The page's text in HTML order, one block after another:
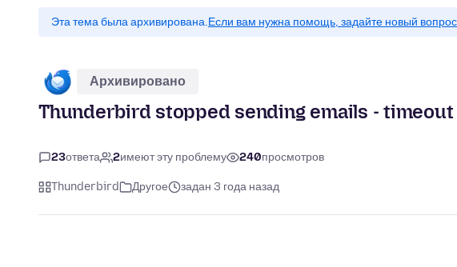
Эта тема была архивирована.Если вам нужна помощь, задайте новый
Архивировано
Thunderbird stopped sending emails -
23ответа 2имеют эту проблему 240просмотров
Thunderbird Другое задан 3 года назад